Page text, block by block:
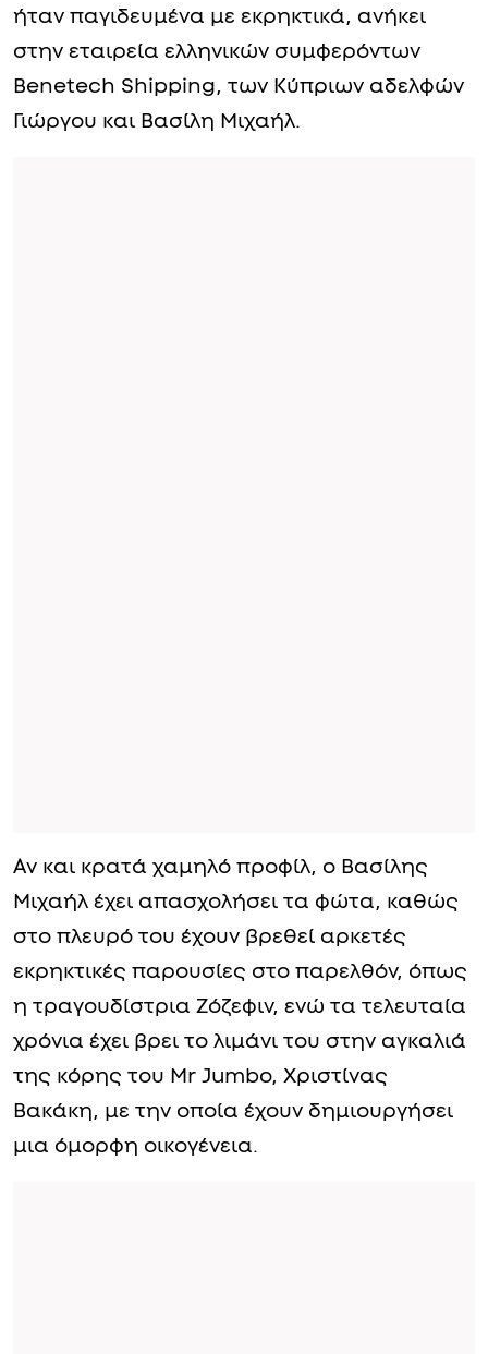
ήταν παγιδευμένα με εκρηκτικά, ανήκει
στην εταιρεία ελληνικών συμφερόντων
Benetech Shipping, των Κύπριων αδελφών
Γιώργου και Βασίλη Μιχαήλ.
Αν και κρατά χαμηλό προφίλ, ο Βασίλης
Μιχαήλ έχει απασχολήσει τα φώτα, καθώς
στο πλευρό του έχουν βρεθεί αρκετές
εκρηκτικές παρουσίες στο παρελθόν, όπως
η τραγουδίστρια Ζόζεφιν, ενώ τα τελευταία
χρόνια έχει βρει το λιμάνι του στην αγκαλιά
της κόρης του Mr Jumbo, Χριστίνας
Βακάκη, με την οποία έχουν δημιουργήσει
μια όμορφη οικογένεια.